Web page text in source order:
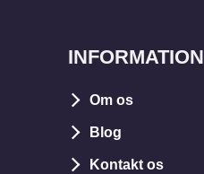
INFORMATION
Om os
Blog
Kontakt os